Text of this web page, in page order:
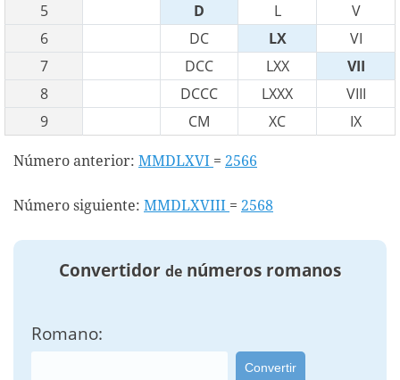
5
D L
V
6
DC LX
VI
7
DCC LXX
VII
8
DCCC LXXX
VIII
9
CM XC IX
Número anterior: MMDLXVI = 2566
Número siguiente: MMDLXVIII = 2568
Convertidor de números romanos
Romano:
Convertir